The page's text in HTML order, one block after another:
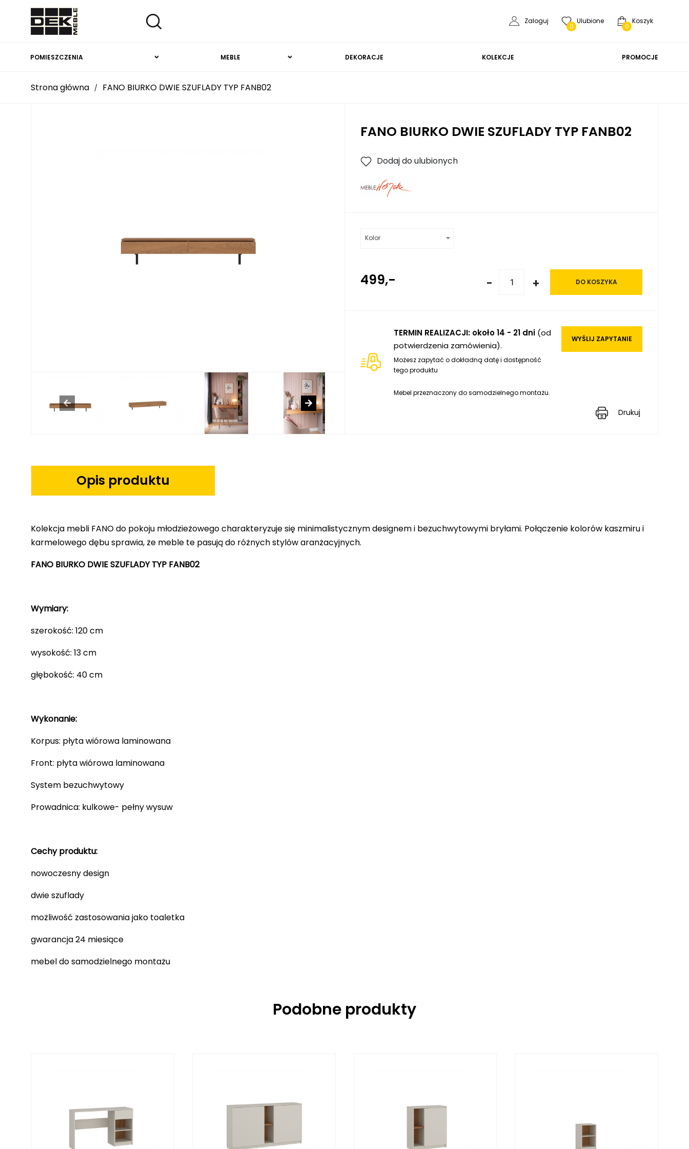
Zaloguj
0
Ulubione
0
Koszyk
POMIESZCZENIA MEBLE DEKORACJE KOLEKCJE PROMOCJE
Strona główna / FANO BIURKO DWIE SZUFLADY TYP FANB02
FANO BIURKO DWIE SZUFLADY TYP FANB02
Dodaj do ulubionych
Kolor
499,- - + DO KOSZYKA
TERMIN REALIZACJI: około 14 - 21 dni (od
potwierdzenia zamówienia).
Możesz zapytać o dokładną datę i dostępność
tego produktu
Mebel przeznaczony do samodzielnego montażu.
WYŚLIJ ZAPYTANIE
Drukuj
Opis produktu
Kolekcja mebli FANO do pokoju młodzieżowego charakteryzuje się minimalistycznym designem i bezuchwytowymi bryłami. Połączenie kolorów kaszmiru i
karmelowego dębu sprawia, że meble te pasują do różnych stylów aranżacyjnych.
FANO BIURKO DWIE SZUFLADY TYP FANB02
Wymiary:
szerokość: 120 cm
wysokość: 13 cm
głębokość: 40 cm
Wykonanie:
Korpus: płyta wiórowa laminowana
Front: płyta wiórowa laminowana
System bezuchwytowy
Prowadnica: kulkowe- pełny wysuw
Cechy produktu:
nowoczesny design
dwie szuflady
możliwość zastosowania jako toaletka
gwarancja 24 miesiące
mebel do samodzielnego montażu
Podobne produkty